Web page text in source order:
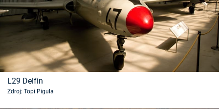
L29 Delfín
Zdroj: Topi Pigula